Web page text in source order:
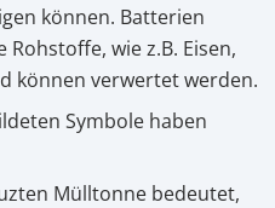
können. Batterien
wie z.B. Eisen,
können verwertet werden.
Symbole haben
Mülltonne bedeutet,